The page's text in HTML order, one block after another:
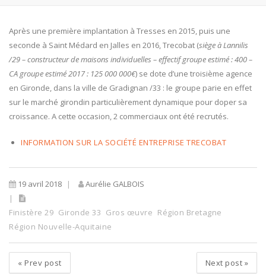
Après une première implantation à Tresses en 2015, puis une
seconde à Saint Médard en Jalles en 2016, Trecobat (siège à Lannilis
/29 – constructeur de maisons individuelles – effectif groupe estimé : 400 –
CA groupe estimé 2017 : 125 000 000€) se dote d’une troisième agence
en Gironde, dans la ville de Gradignan /33 : le groupe parie en effet
sur le marché girondin particulièrement dynamique pour doper sa
croissance. A cette occasion, 2 commerciaux ont été recrutés.
INFORMATION SUR LA SOCIÉTÉ ENTREPRISE TRECOBAT
19 avril 2018 Aurélie GALBOIS
Finistère 29 Gironde 33 Gros œuvre Région Bretagne
Région Nouvelle-Aquitaine
« Prev post Next post »